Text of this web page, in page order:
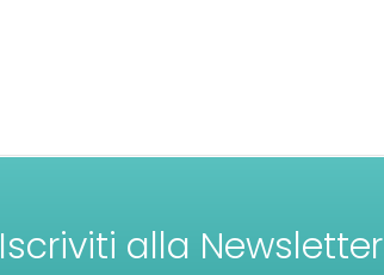
Iscriviti alla Newsletter